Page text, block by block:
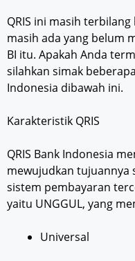
QRIS ini masih
masih ada yang belum
BI itu. Apakah Anda
silahkan simak
Indonesia dibawah ini.
Karakteristik QRIS
QRIS Bank Indonesia
mewujudkan tujuannya
sistem pembayaran
yaitu UNGGUL, yang
Universal